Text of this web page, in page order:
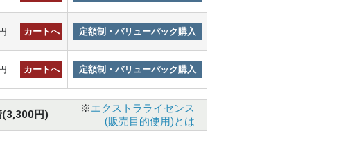
カートへ 定額制・バリューパック購入
カートへ 定額制・バリューパック購入
(3,300円) ※エクストラライセンス
(販売目的使用)とは